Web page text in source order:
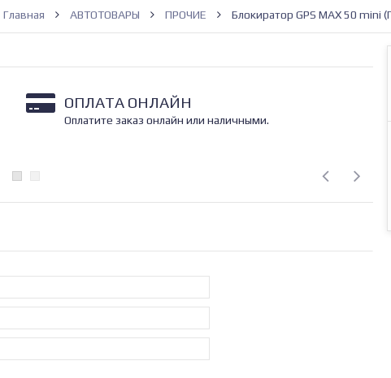
Главная АВТОТОВАРЫ ПРОЧИЕ Блокиратор GPS MAX 50 mini
ОПЛАТА ОНЛАЙН
Оплатите заказ онлайн или наличными.